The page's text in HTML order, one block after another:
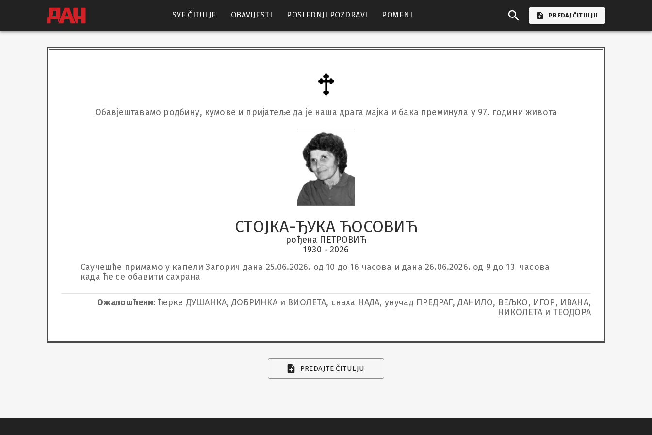
SVE ČITULJE OBAVIJESTI POSLEDNJI POZDRAVI POMENI PREDAJ ČITULJU
Обавјештавамо родбину, кумове и пријатеље да је наша драга мајка и бака преминула у 97. години живота
СТОЈКА-ЂУКА ЋОСОВИЋ
рођена ПЕТРОВИЋ
1930 - 2026
Саучешће примамо у капели Загорич дана 25.06.2026. од 10 до 16 часова и дана 26.06.2026. од 9 до 13  часова
када ће се обавити сахрана
Ожалошћени: ћерке ДУШАНКА, ДОБРИНКА и ВИОЛЕТА, снаха НАДА, унучад ПРЕДРАГ, ДАНИЛО, ВЕЉКО, ИГОР, ИВАНА,
НИКОЛЕТА и ТЕОДОРА
PREDAJTE ČITULJU